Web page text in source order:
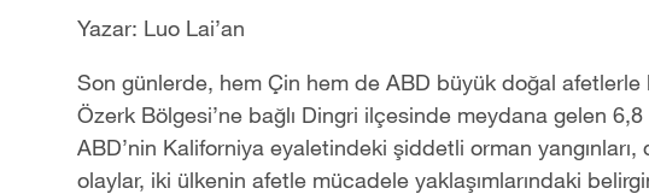
Yazar: Luo Lai’an
Son günlerde, hem Çin hem de ABD büyük doğal afetlerle
Özerk Bölgesi’ne bağlı Dingri ilçesinde meydana gelen
ABD’nin Kaliforniya eyaletindeki şiddetli orman
olaylar, iki ülkenin afetle mücadele yaklaşımlarındaki